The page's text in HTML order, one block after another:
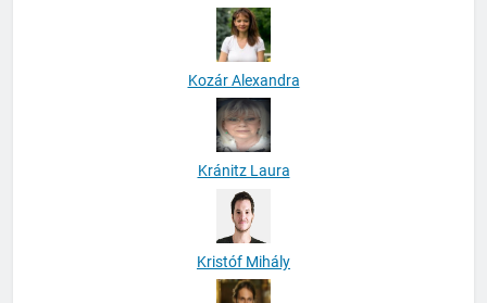
Kozár Alexandra
Kránitz Laura
Kristóf Mihály